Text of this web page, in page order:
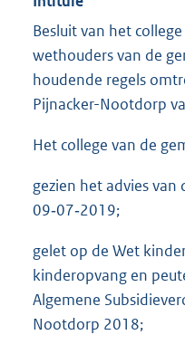
Besluit van het
wethouders van de
houdende regels
Pijnacker-Nootdorp
Het college van de
gezien het advies
09‑07‑2019;
gelet op de Wet
kinderopvang en
Algemene
Nootdorp 2018;